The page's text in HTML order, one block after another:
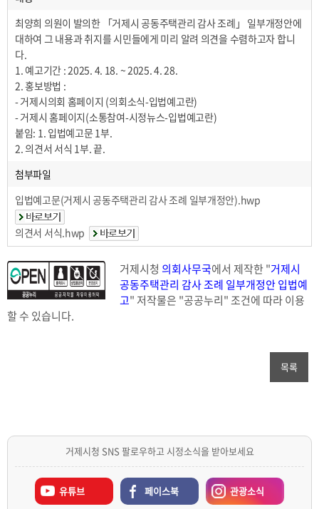
최양희 의원이 발의한 「거제시 공동주택관리 감사 조례」 일부개정안에
대하여 그 내용과 취지를 시민들에게 미리 알려 의견을 수렴하고자 합니
다.
1. 예고기간 : 2025. 4. 18. ~ 2025. 4. 28.
2. 홍보방법 :
- 거제시의회 홈페이지 (의회소식-입법예고란)
- 거제시 홈페이지(소통참여-시정뉴스-입법예고란)
붙임: 1. 입법예고문 1부.
2. 의견서 서식 1부. 끝.
첨부파일
입법예고문(거제시 공동주택관리 감사 조례 일부개정안).hwp
의견서 서식.hwp
거제시청 의회사무국에서 제작한 "거제시
공동주택관리 감사 조례 일부개정안 입법예
고" 저작물은 "공공누리"조건에 따라 이용
할 수 있습니다.
목록
거제시청 SNS 팔로우하고 시정소식을 받아보세요
유튜브 페이스북 관광소식